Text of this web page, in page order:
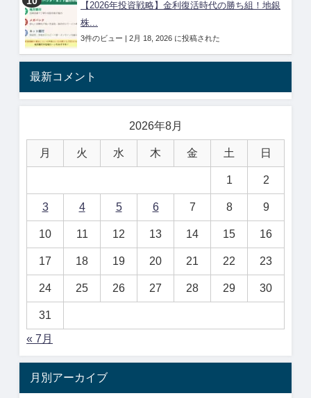
【2026年投資戦略】金利復活時代の勝ち組！地銀
株...
3件のビュー | 2月 18, 2026 に投稿された
最新コメント
2026年8月
月 火 水 木 金 土 日
1 2
3 4 5 6 7 8 9
10 11 12 13 14 15 16
17 18 19 20 21 22 23
24 25 26 27 28 29 30
31
« 7月
月別アーカイブ